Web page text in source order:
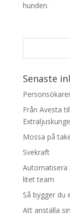
hunden.
Senaste
Från Avesta
Mossa på
Svekraft
Automatisera
litet team
Så bygger du
Att anställa